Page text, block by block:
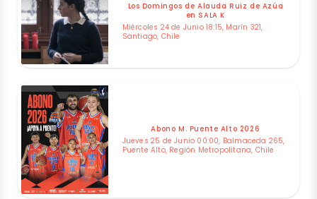
Los Domingos de Alauda Ruiz de Azúa
en SALA K
Miércoles 24 de Junio 18:15, Marín 321,
Santiago, Chile
Abono M. Puente Alto 2026
Jueves 25 de Junio 00:00, Balmaceda 265,
Puente Alto, Región Metropolitana, Chile